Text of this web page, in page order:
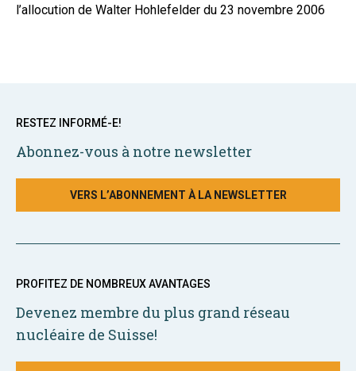
l’allocution de Walter Hohlefelder du 23 novembre 2006
RESTEZ INFORMÉ-E!
Abonnez-vous à notre newsletter
VERS L’ABONNEMENT À LA NEWSLETTER
PROFITEZ DE NOMBREUX AVANTAGES
Devenez membre du plus grand réseau
nucléaire de Suisse!